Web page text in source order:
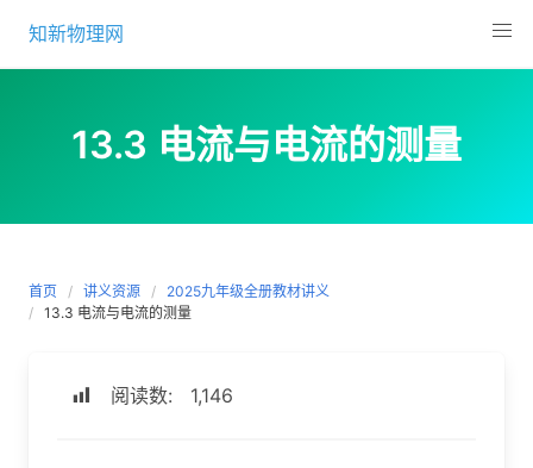
content
知新物理网
13.3 电流与电流的测量
首页 讲义资源
2025九年级全册教材讲义
13.3 电流与电流的测量
阅读数: 1,146